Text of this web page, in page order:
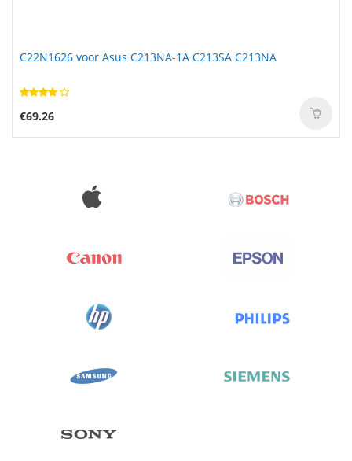
C22N1626 voor Asus C213NA-1A C213SA C213NA
€69.26